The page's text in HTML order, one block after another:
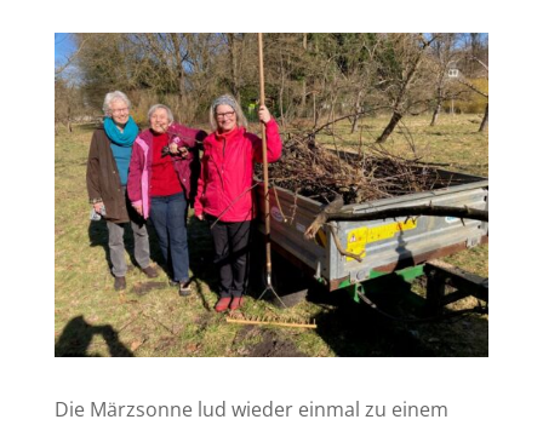
Die Märzsonne lud wieder einmal zu einem